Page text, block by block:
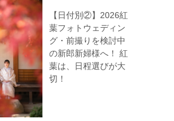
【日付別②】2026紅
葉フォトウェディン
グ・前撮りを検討中
の新郎新婦様へ！ 紅
葉は、日程選びが大
切！